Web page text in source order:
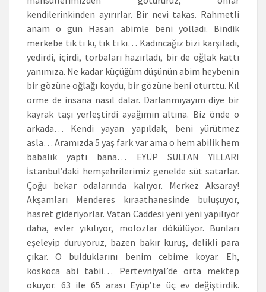
kendilerinkinden ayırırlar. Bir nevi takas. Rahmetli
anam o gün Hasan abimle beni yolladı. Bindik
merkebe tık tı kı, tık tı kı… Kadıncağız bizi karşıladı,
yedirdi, içirdi, torbaları hazırladı, bir de oğlak kattı
yanımıza. Ne kadar küçüğüm düşünün abim heybenin
bir gözüne oğlağı koydu, bir gözüne beni oturttu. Kıl
örme de insana nasıl dalar. Darlanmıyayım diye bir
kayrak taşı yerleştirdi ayağımın altına. Biz önde o
arkada… Kendi yayan yapıldak, beni yürütmez
asla… Aramızda 5 yaş fark var ama o hem abilik hem
babalık yaptı bana… EYÜP SULTAN YILLARI
İstanbul’daki hemşehrilerimiz genelde süt satarlar.
Çoğu bekar odalarında kalıyor. Merkez Aksaray!
Akşamları Menderes kıraathanesinde buluşuyor,
hasret gideriyorlar. Vatan Caddesi yeni yeni yapılıyor
daha, evler yıkılıyor, molozlar dökülüyor. Bunları
eşeleyip duruyoruz, bazen bakır kuruş, delikli para
çıkar. O bulduklarını benim cebime koyar. Eh,
koskoca abi tabii… Pertevniyal’de orta mektep
okuyor. 63 ile 65 arası Eyüp’te üç ev değiştirdik.